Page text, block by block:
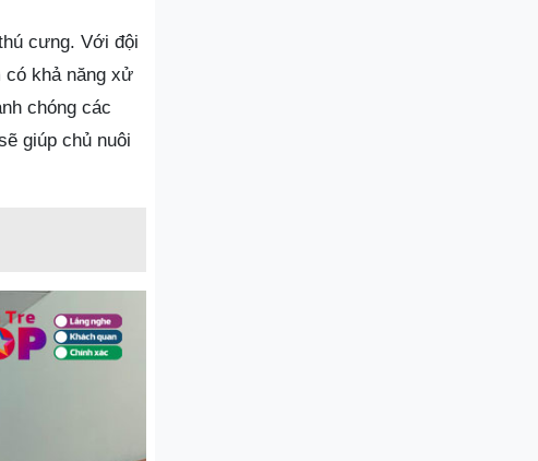
cưng. Với đội
có khả năng xử
chóng các
giúp chủ nuôi